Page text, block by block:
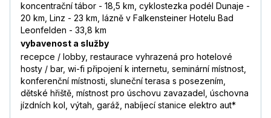
koncentrační tábor - 18,5 km, cyklostezka podél Dunaje -
20 km, Linz - 23 km, lázně v Falkensteiner Hotelu Bad
Leonfelden - 33,8 km
vybavenost a služby
recepce / lobby, restaurace vyhrazená pro hotelové
hosty / bar, wi-fi připojení k internetu, seminární místnost,
konferenční místnosti, sluneční terasa s posezením,
dětské hřiště, místnost pro úschovu zavazadel, úschovna
jízdních kol, výtah, garáž, nabíjecí stanice elektro aut*